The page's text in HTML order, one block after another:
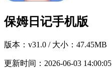
保姆日记手机版
版本： v31.0 / 大小：47.45MB
更新时间： 2026-06-03 14:00:05